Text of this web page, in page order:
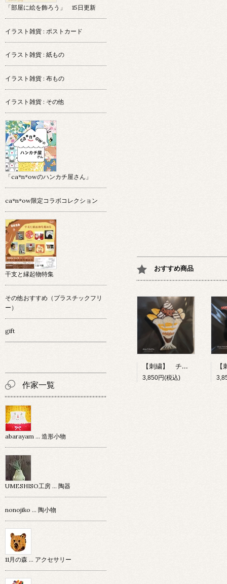
おすすめ商品
【刺繍】 チョコレートパフェ 【ポコルテポコチル】
3,850円(税込)
「部屋に絵を飾ろう」 15日更新
イラスト雑貨 : ポストカード
イラスト雑貨 : 紙もの
イラスト雑貨 : 布もの
イラスト雑貨 : その他
「ca*n*owのハンカチ屋さん」
ca*n*ow限定コラボコレクション
干支と縁起物特集
その他おすすめ（プラスチックフリ
ー）
gift
作家一覧
abarayam … 造形小物
UMESHISO工房 … 陶器
nonojiko ... 陶小物
11月の森 … アクセサリー